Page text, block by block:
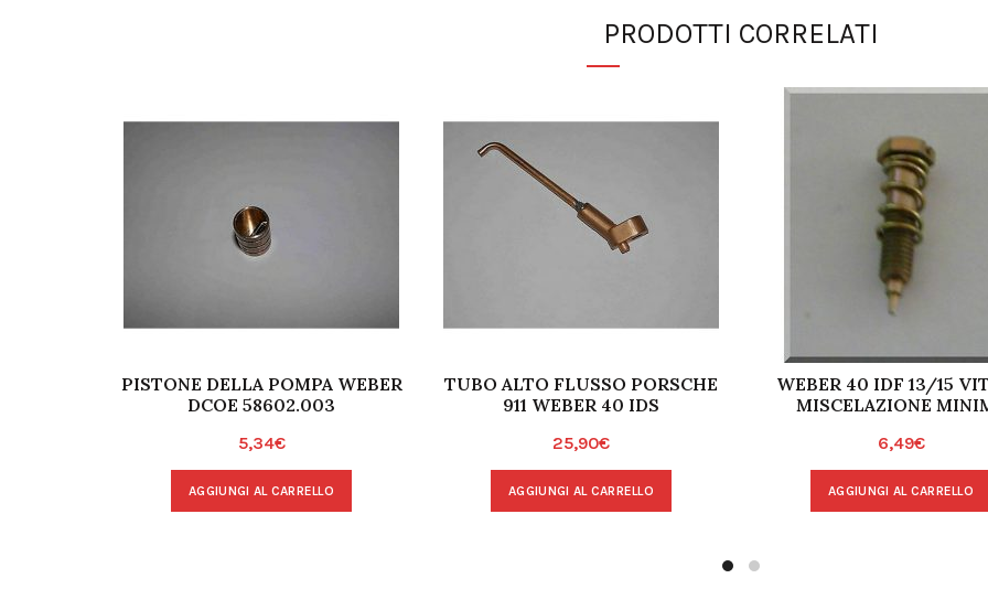
PRODOTTI CORRELATI
PISTONE DELLA POMPA WEBER
DCOE 58602.003
5,34€
AGGIUNGI AL CARRELLO
TUBO ALTO FLUSSO PORSCHE
911 WEBER 40 IDS
25,90€
AGGIUNGI AL CARRELLO
WEBER 40 IDF 13/15
MISCELAZIONE
6,49€
AGGIUNGI AL CARRELLO